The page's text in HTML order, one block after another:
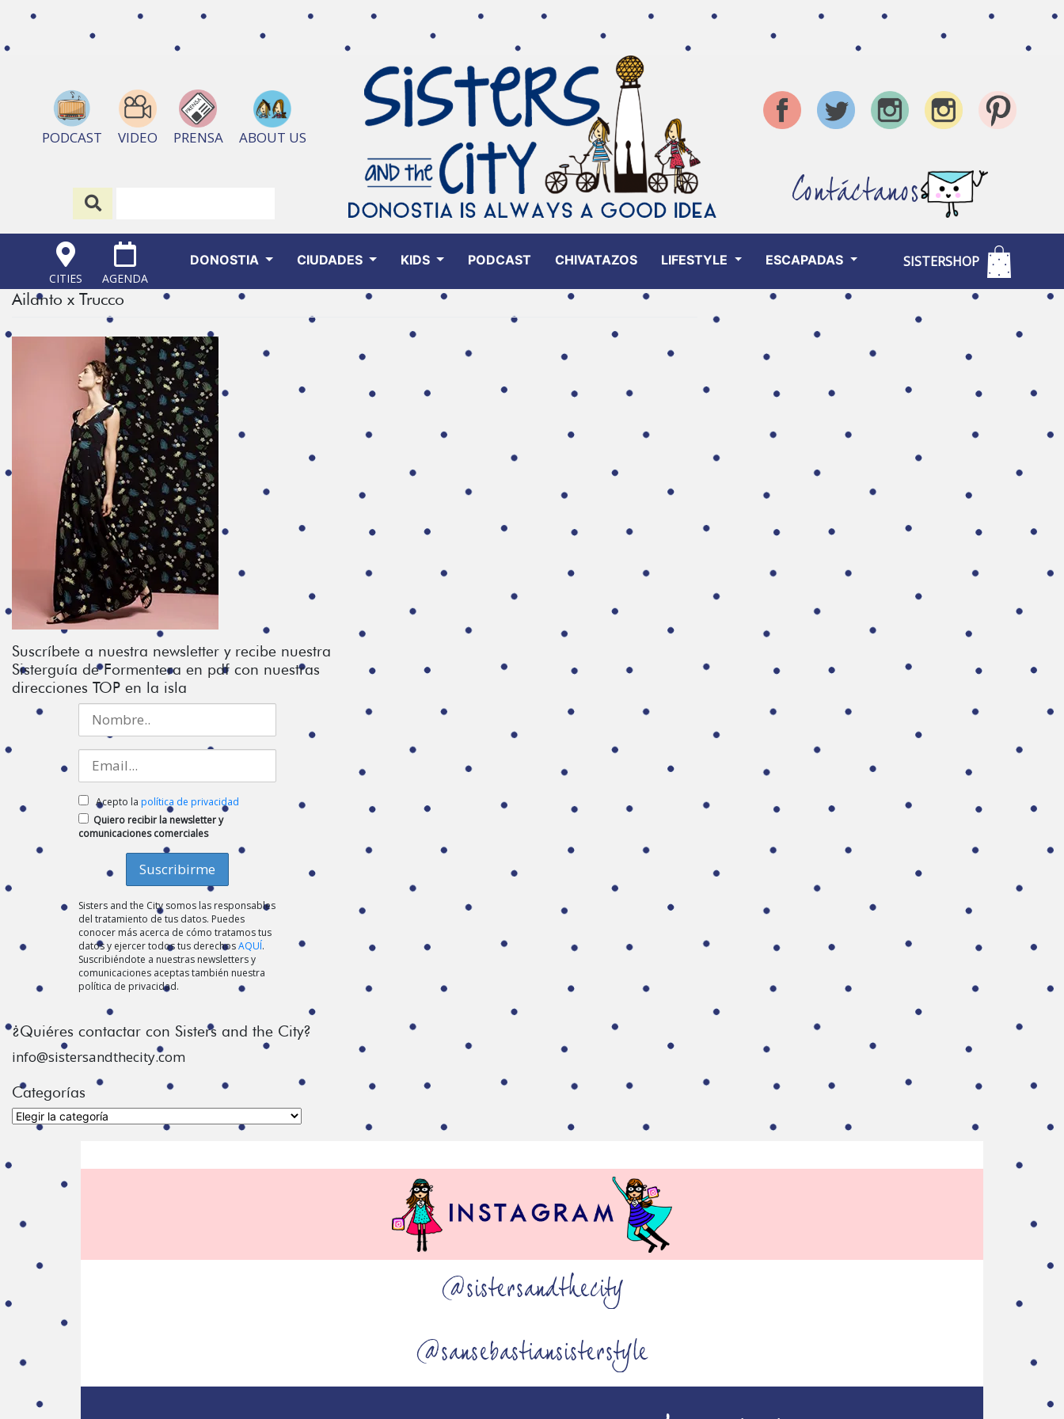
PODCAST VIDEO PRENSA ABOUT US
Contáctanos
CITIES AGENDA
DONOSTIA CIUDADES KIDS PODCAST CHIVATAZOS LIFESTYLE ESCAPADAS SISTERSHOP
Ailanto x Trucco
Suscríbete a nuestra newsletter y recibe nuestra
Sisterguía de Formentera en pdf con nuestras
direcciones TOP en la isla
Acepto la política de privacidad
Quiero recibir la newsletter y
comunicaciones comerciales
Sisters and the City somos las responsables
del tratamiento de tus datos. Puedes
conocer más acerca de cómo tratamos tus
datos y ejercer todos tus derechosAQUÍ.
Suscribiéndote a nuestras newsletters y
comunicaciones aceptas también nuestra
política de privacidad.
¿Quiéres contactar con Sisters and the City?
info@sistersandthecity.com
Categorías
Categorías
@sistersandthecity
@sansebastiansisterstyle